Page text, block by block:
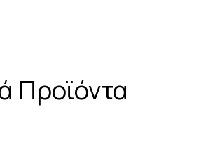
Προϊόντα